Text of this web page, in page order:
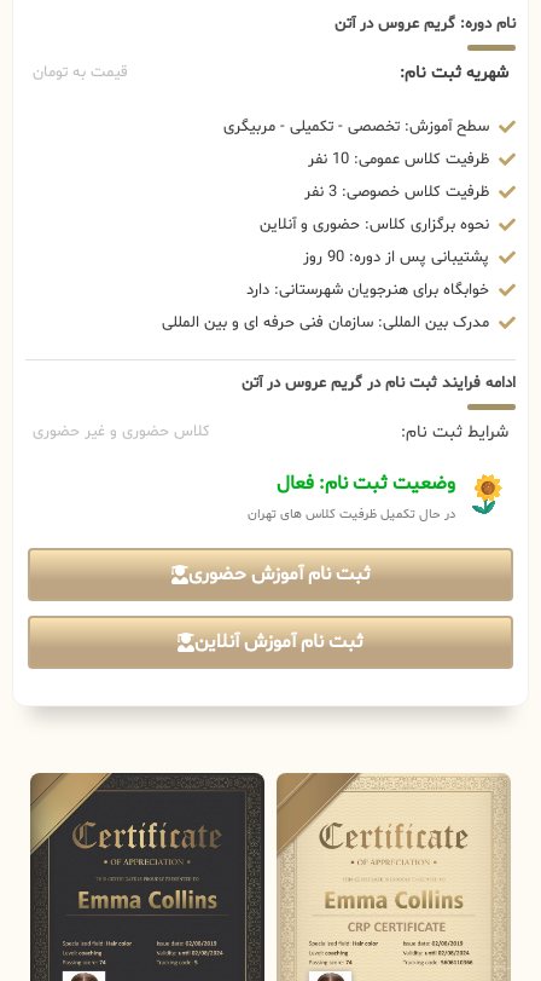
نام دوره: گریم عروس در آتن
شهریه ثبت نام: قیمت به تومان
سطح آموزش: تخصصی - تکمیلی - مربیگری
ظرفیت کلاس عمومی: 10 نفر
ظرفیت کلاس خصوصی: 3 نفر
نحوه برگزاری کلاس: حضوری و آنلاین
پشتیبانی پس از دوره: 90 روز
خوابگاه برای هنرجویان شهرستانی: دارد
مدرک بین المللی: سازمان فنی حرفه ای و بین المللی
ادامه فرایند ثبت نام در گریم عروس در آتن
شرایط ثبت نام: کلاس حضوری و غیر حضوری
وضعیت ثبت نام: فعال
در حال تکمیل ظرفیت کلاس های تهران
ثبت نام آموزش حضوری
ثبت نام آموزش آنلاین